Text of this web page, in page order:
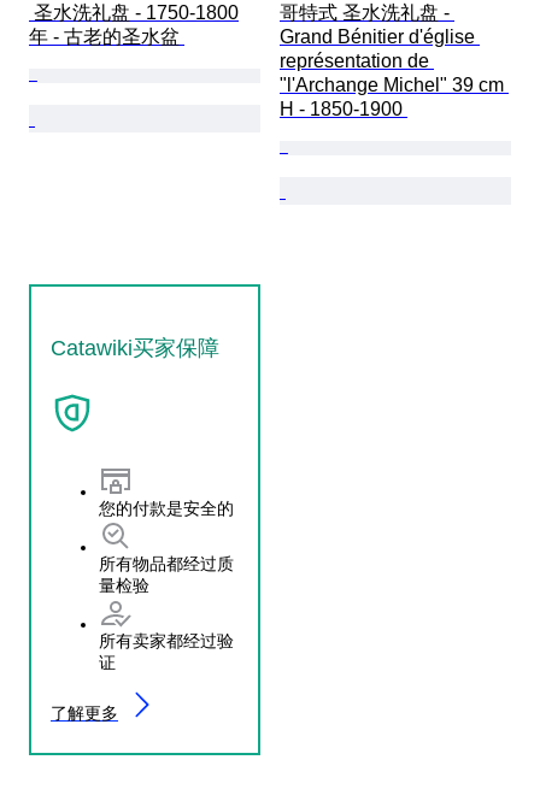
年 - 古老的圣水盆
哥特式 圣水洗礼盘 -
Grand Bénitier d'église
représentation de
"l'Archange Michel" 39 cm
H - 1850-1900
Catawiki买家保障
您的付款是安全的
所有物品都经过质
量检验
所有卖家都经过验
证
了解更多